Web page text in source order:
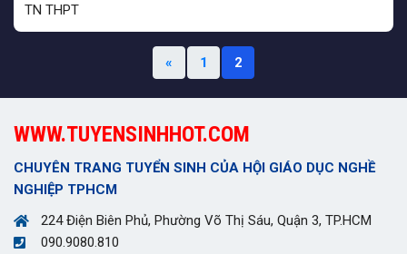
TN THPT
« Previous
1 2
WWW.TUYENSINHHOT.COM
CHUYÊN TRANG TUYỂN SINH CỦA HỘI GIÁO DỤC NGHỀ
NGHIỆP TPHCM
224 Điện Biên Phủ, Phường Võ Thị Sáu, Quận 3, TP.HCM
090.9080.810